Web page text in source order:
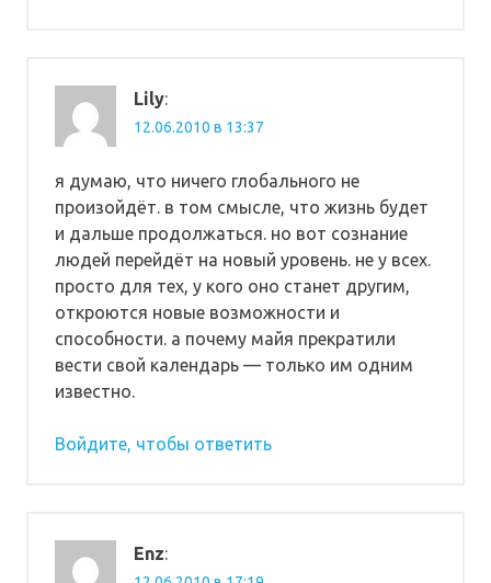
Lily:
12.06.2010 в 13:37
я думаю, что ничего глобального не
произойдёт. в том смысле, что жизнь будет
и дальше продолжаться. но вот сознание
людей перейдёт на новый уровень. не у всех.
просто для тех, у кого оно станет другим,
откроются новые возможности и
способности. а почему майя прекратили
вести свой календарь — только им одним
известно.
Войдите, чтобы ответить
Enz: